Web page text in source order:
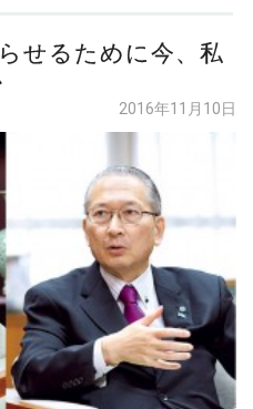
せるために今、私
2016年11月10日